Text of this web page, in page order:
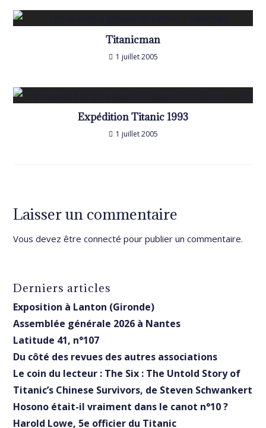
Titanicman
1 juillet 2005
Expédition Titanic 1993
1 juillet 2005
Laisser un commentaire
Vous devez êtreconnecté pour publier un commentaire.
Derniers articles
Exposition à Lanton (Gironde)
Assemblée générale 2026 à Nantes
Latitude 41, n°107
Du côté des revues des autres associations
Le coin du lecteur : The Six : The Untold Story of
Titanic’s Chinese Survivors, de Steven Schwankert
Hosono était-il vraiment dans le canot n°10 ?
Harold Lowe, 5e officier du Titanic